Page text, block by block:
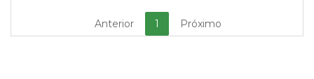
Anterior 1 Próximo